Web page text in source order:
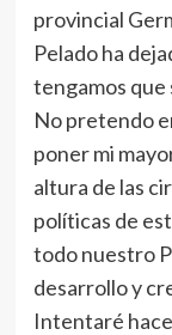
provincial
Pelado ha
tengamos que
No pretendo
poner mi
altura de las
políticas de
todo nuestro
desarrollo y
Intentaré